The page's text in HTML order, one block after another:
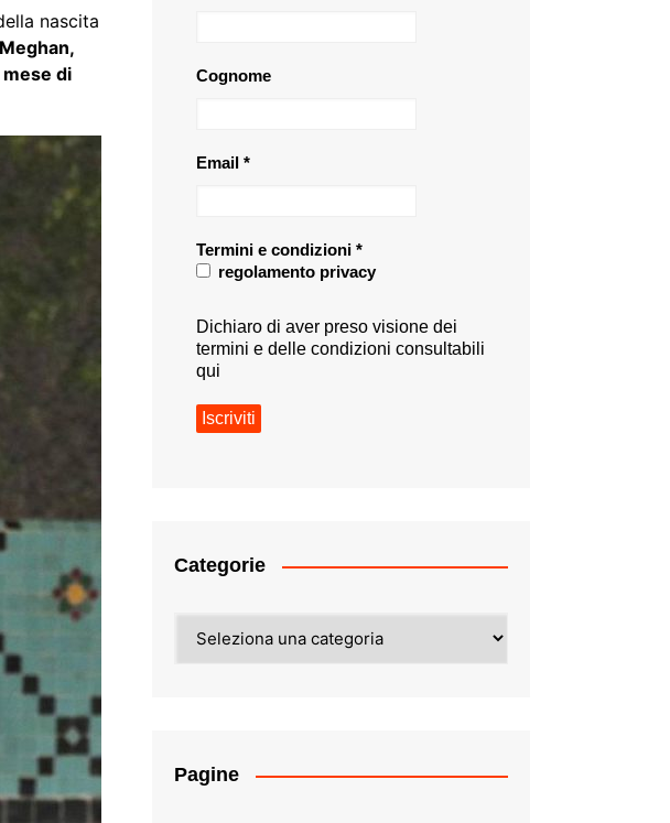
nascita
Meghan,
di
Cognome
Email *
Termini e condizioni *
regolamento privacy
Dichiaro di aver preso visione dei
termini e delle condizioni consultabili
qui
Categorie
Pagine